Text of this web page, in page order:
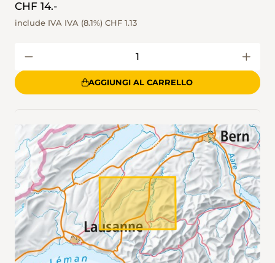
CHF 14.-
include IVA IVA (8.1%) CHF 1.13
AGGIUNGI AL CARRELLO